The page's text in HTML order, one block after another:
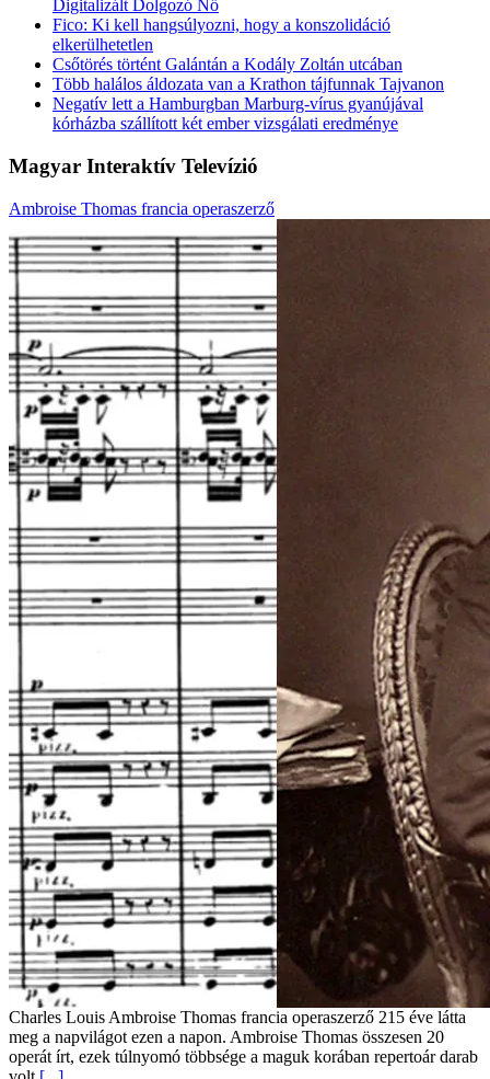
Digitalizált Dolgozó Nő
Fico: Ki kell hangsúlyozni, hogy a konszolidáció
elkerülhetetlen
Csőtörés történt Galántán a Kodály Zoltán utcában
Több halálos áldozata van a Krathon tájfunnak Tajvanon
Negatív lett a Hamburgban Marburg-vírus gyanújával
kórházba szállított két ember vizsgálati eredménye
Magyar Interaktív Televízió
Ambroise Thomas francia operaszerző
Charles Louis Ambroise Thomas francia operaszerző 215 éve látta
meg a napvilágot ezen a napon. Ambroise Thomas összesen 20
operát írt, ezek túlnyomó többsége a maguk korában repertoár darab